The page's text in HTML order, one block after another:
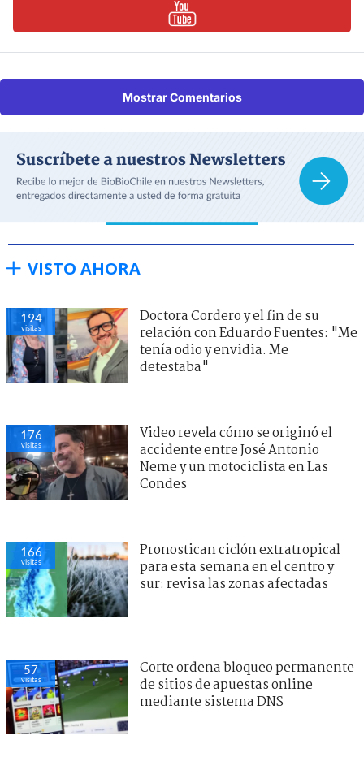
Mostrar Comentarios
VISTO AHORA
194
visitas
Doctora Cordero y el fin de su
relación con Eduardo Fuentes: "Me
tenía odio y envidia. Me
detestaba"
176
visitas
Video revela cómo se originó el
accidente entre José Antonio
Neme y un motociclista en Las
Condes
166
visitas
Pronostican ciclón extratropical
para esta semana en el centro y
sur: revisa las zonas afectadas
57
visitas
Corte ordena bloqueo permanente
de sitios de apuestas online
mediante sistema DNS